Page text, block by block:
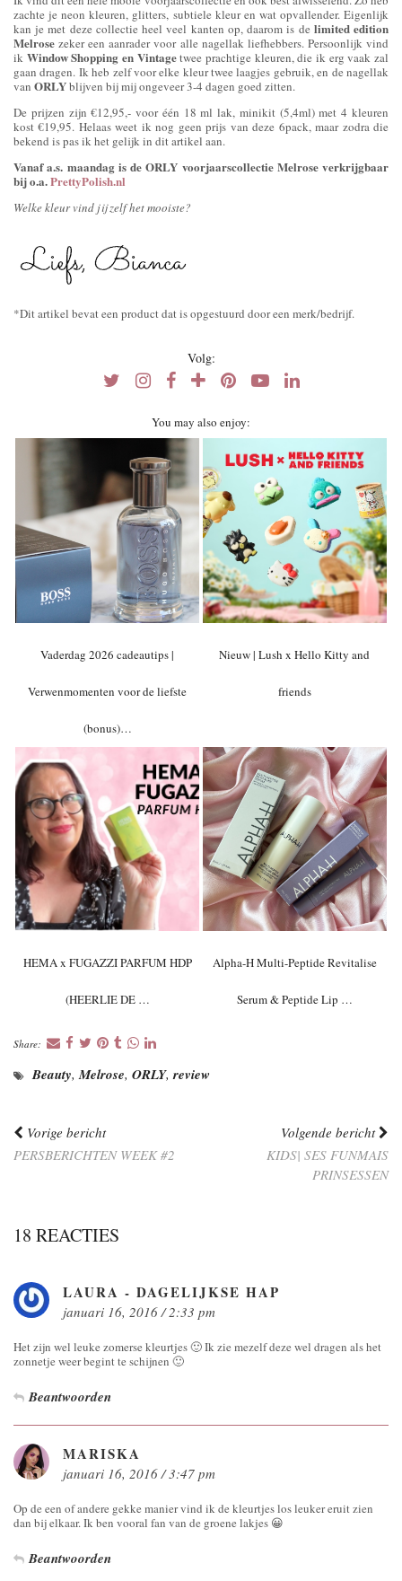
zachte je neon kleuren, glitters, subtiele kleur en wat opvallender. Eigenlijk
kan je met deze collectie heel veel kanten op, daarom is de limited edition
Melrose zeker een aanrader voor alle nagellak liefhebbers. Persoonlijk vind
ik Window Shopping en Vintagetwee prachtige kleuren, die ik erg vaak zal
gaan dragen. Ik heb zelf voor elke kleur twee laagjes gebruik, en de nagellak
van ORLYblijven bij mij ongeveer 3-4 dagen goed zitten.
De prijzen zijn €12,95,- voor één 18 ml lak, minikit (5,4ml) met 4 kleuren
kost €19,95. Helaas weet ik nog geen prijs van deze 6pack, maar zodra die
bekend is pas ik het gelijk in dit artikel aan.
Vanaf a.s. maandag is de ORLY voorjaarscollectie Melrose verkrijgbaar
bij o.a.PrettyPolish.nl
Welke kleur vind jij zelf het mooiste?
*Dit artikel bevat een product dat is opgestuurd door een merk/bedrijf.
Volg:
You may also enjoy:
Vaderdag 2026 cadeautips |
Verwenmomenten voor de liefste
(bonus)…
Nieuw | Lush x Hello Kitty and
friends
HEMA x FUGAZZI PARFUM HDP
(HEERLIE DE …
Alpha-H Multi-Peptide Revitalise
Serum & Peptide Lip …
Share:
Beauty,Melrose, ORLY,review
Vorige bericht
PERSBERICHTEN WEEK #2
Volgende bericht
KIDS| SES FUNMAIS
PRINSESSEN
18 REACTIES
LAURA - DAGELIJKSE HAP
januari 16, 2016 / 2:33 pm
Het zijn wel leuke zomerse kleurtjes 🙂 Ik zie mezelf deze wel dragen als het
zonnetje weer begint te schijnen 🙂
Beantwoorden
MARISKA
januari 16, 2016 / 3:47 pm
Op de een of andere gekke manier vind ik de kleurtjes los leuker eruit zien
dan bij elkaar. Ik ben vooral fan van de groene lakjes 😀
Beantwoorden